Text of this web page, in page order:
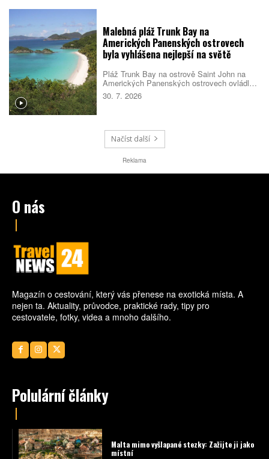
Malebná pláž Trunk Bay na
Amerických Panenských ostrovech
byla vyhlášena nejlepší na světě
Pláž Trunk Bay na ostrově Saint John na
Amerických Panenských ostrovech ovládla
žebříček nejlepších pláží světa pro rok 2026.
Rozhodla kombinace bílého písku, průzračné
podmořská šnorchlovací stezka přímo u
pobřeží.
30. 7. 2026
Načíst další
Reklama
O nás
Magazín o cestování, který vás přenese na exotická místa. A
nejen ta. Aktuality, průvodce, praktické rady, tipy pro
cestovatele, fotky, videa a mnoho dalšího.
Polulární články
Malta mimo vyšlapané stezky: Zažijte ji jako
místní